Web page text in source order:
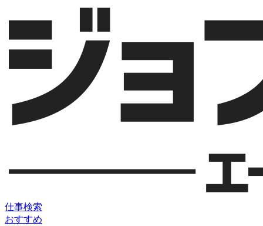
仕事検索
おすすめ